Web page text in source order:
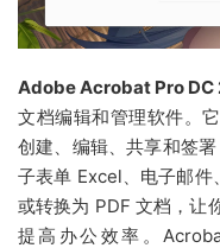
Adobe Acrobat Pro DC
文档编辑和管理软件。
创建、编辑、共享和签
子表单 Excel、电子邮件
或转换为 PDF 文档，让
提高办公效率。